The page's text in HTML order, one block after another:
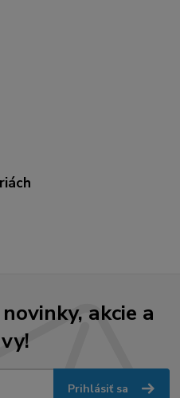
akcie a
Prihlásiť sa